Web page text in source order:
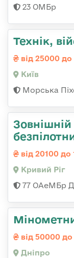
23 ОМБр
Технік,
від 25000
Київ
Морська
від 20100
Кривий Ріг
77 ОАеМБр
від 50000
Дніпро